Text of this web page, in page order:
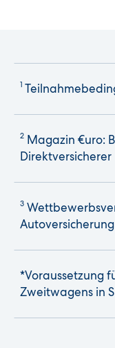
1
2 Magazin €uro:
Direktversicherer
3
Autoversicherung
*Voraussetzung
Zweitwagens in